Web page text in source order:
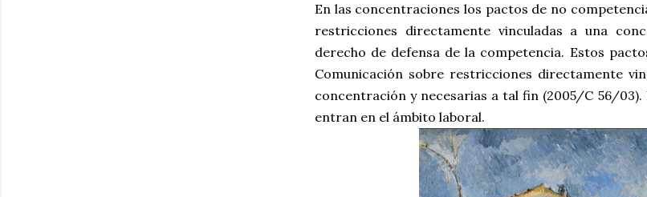
En las concentraciones los pactos de no
restricciones directamente vinculadas a una
derecho de defensa de la competencia. Estos
Comunicación sobre restricciones directamente
concentración y necesarias a tal fin (2005/C 56/
entran en el ámbito laboral.